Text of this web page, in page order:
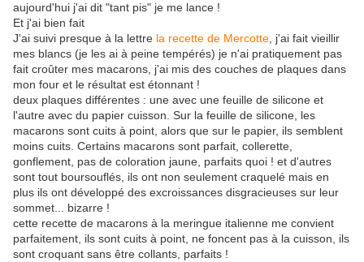
aujourd'hui j'ai dit "tant pis" je me lance !
Et j'ai bien fait
J'ai suivi presque à la lettre la recette de Mercotte , j'ai fait vieillir
mes blancs (je les ai à peine tempérés) je n'ai pratiquement pas
fait croûter mes macarons, j'ai mis des couches de plaques dans
mon four et le résultat est étonnant !
deux plaques différentes : une avec une feuille de silicone et
l'autre avec du papier cuisson. Sur la feuille de silicone, les
macarons sont cuits à point, alors que sur le papier, ils semblent
moins cuits. Certains macarons sont parfait, collerette,
gonflement, pas de coloration jaune, parfaits quoi ! et d'autres
sont tout boursouflés, ils ont non seulement craquelé mais en
plus ils ont développé des excroissances disgracieuses sur leur
sommet... bizarre !
cette recette de macarons à la meringue italienne me convient
parfaitement, ils sont cuits à point, ne foncent pas à la cuisson, ils
sont croquant sans être collants, parfaits !